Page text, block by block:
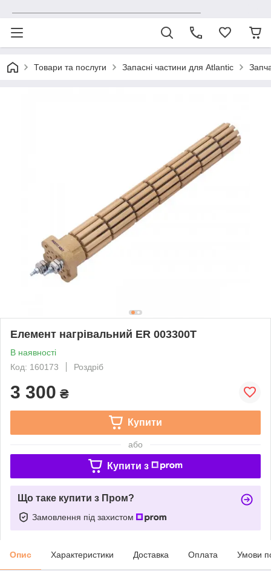
Товари та послуги Запасні частини для Atlantic
Елемент нагрівальний ER 003300T
В наявності
Код: 160173
Роздріб
3 300 ₴
Купити
або
Купити з
Що таке купити з Пром?
Замовлення під захистом
Опис Характеристики Доставка Оплата Умови